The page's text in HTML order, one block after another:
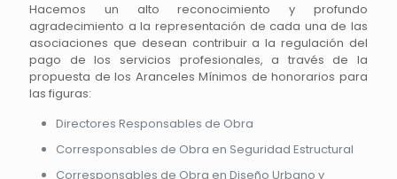
Hacemos un alto reconocimiento y profundo
agradecimiento a la representación de cada una de las
asociaciones que desean contribuir a la regulación del
pago de los servicios profesionales, a través de la
propuesta de los Aranceles Mínimos de honorarios para
las figuras:
Directores Responsables de Obra
Corresponsables de Obra en Seguridad Estructural
Corresponsables de Obra en Diseño Urbano y